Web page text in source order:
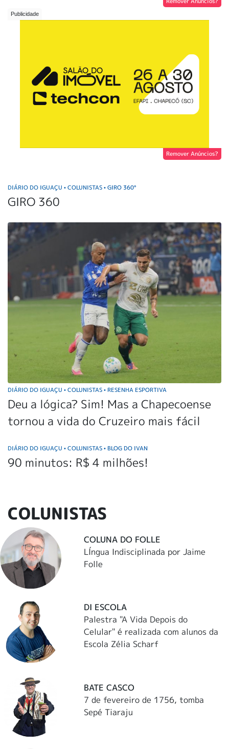
Remover Anúncios?
DIÁRIO DO IGUAÇU • COLUNISTAS • GIRO 360°
GIRO 360
DIÁRIO DO IGUAÇU • COLUNISTAS • RESENHA ESPORTIVA
Deu a lógica? Sim! Mas a Chapecoense
tornou a vida do Cruzeiro mais fácil
DIÁRIO DO IGUAÇU • COLUNISTAS • BLOG DO IVAN
90 minutos: R$ 4 milhões!
COLUNISTAS
COLUNA DO FOLLE
LÍngua Indisciplinada por Jaime
Folle
DI ESCOLA
Palestra "A Vida Depois do
Celular" é realizada com alunos da
Escola Zélia Scharf
BATE CASCO
7 de fevereiro de 1756, tomba
Sepé Tiaraju